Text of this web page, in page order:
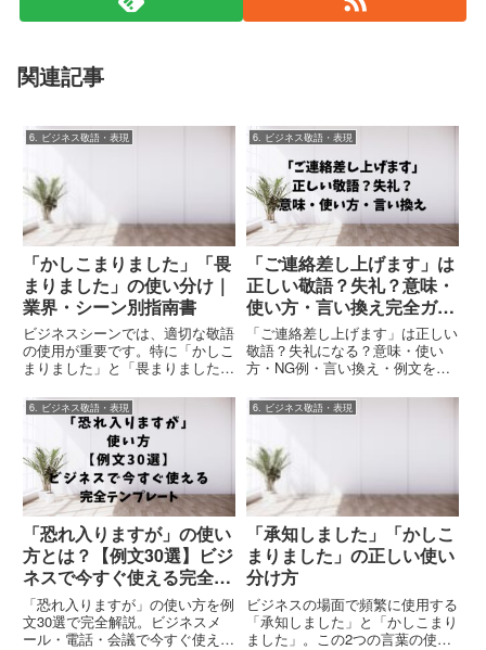
関連記事
6. ビジネス敬語・表現
「かしこまりました」「畏
まりました」の使い分け｜
業界・シーン別指南書
ビジネスシーンでは、適切な敬語
の使用が重要です。特に「かしこ
まりました」と「畏まりました」
して指摘される可能性がある表現
です。本記事では、これらの言葉
の正しい使い分けと、具体的な使
用シーンについて、業界別の特
徴...
6. ビジネス敬語・表現
「ご連絡差し上げます」は
正しい敬語？失礼？意味・
使い方・言い換え完全ガイ
ド
「ご連絡差し上げます」は正しい
敬語？失礼になる？意味・使い
方・NG例・言い換え・例文を解
現がすぐ使える完全ガイド。
6. ビジネス敬語・表現
「恐れ入りますが」の使い
方とは？【例文30選】ビジ
ネスで今すぐ使える完全テ
ンプレート
「恐れ入りますが」の使い方を例
文30選で完全解説。ビジネスメ
ール・電話・会議で今すぐ使える
6. ビジネス敬語・表現
「承知しました」「かしこ
まりました」の正しい使い
分け方
ビジネスの場面で頻繁に使用する
「承知しました」と「かしこまり
ました」。この2つの言葉の使い